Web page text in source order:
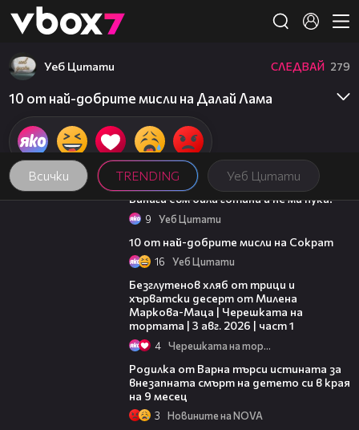
👾
Всички TRENDING Уеб Цитати
Уеб Цитати СЛЕДВАЙ 279
10 от най-добрите мисли на Далай Лама
01:48
Винаги съм била готина и не ми пука!
9 Уеб Цитати
10 от най-добрите мисли на Сократ
16 Уеб Цитати
Безглутенов хляб от трици и
хърватски десерт от Милена
Маркова-Маца | Черешката на
тортата | 3 авг. 2026 | част 1
4 Черешката на тортата
Родилка от Варна търси истината за
внезапната смърт на детето си в края
на 9 месец
3 Новините на NOVA